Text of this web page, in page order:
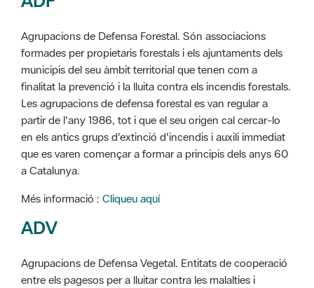
Agrupacions de Defensa Forestal. Són associacions
formades per propietaris forestals i els ajuntaments dels
municipis del seu àmbit territorial que tenen com a
finalitat la prevenció i la lluita contra els incendis forestals.
Les agrupacions de defensa forestal es van regular a
partir de l'any 1986, tot i que el seu origen cal cercar-lo
en els antics grups d'extinció d'incendis i auxili immediat
que es varen començar a formar a principis dels anys 60
a Catalunya.
Més informació : Cliqueu aquí
ADV
Agrupacions de Defensa Vegetal. Entitats de cooperació
entre els pagesos per a lluitar contra les malalties i